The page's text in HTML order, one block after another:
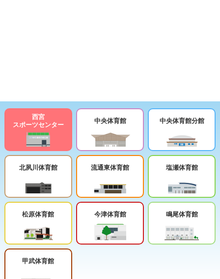
西宮
スポーツセンター
中央体育館 中央体育館分館
北夙川体育館 流通東体育館 塩瀬体育館
松原体育館 今津体育館 鳴尾体育館
甲武体育館